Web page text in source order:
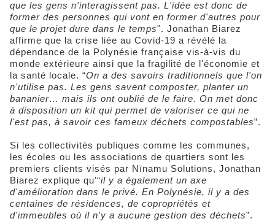
que les gens n'interagissent pas. L'idée est donc de
former des personnes qui vont en former d'autres pour
que le projet dure dans le temps". Jonathan Biarez
affirme que la crise liée au Covid-19 a révélé la
dépendance de la Polynésie française vis-à-vis du
monde extérieure ainsi que la fragilité de l'économie et
la santé locale. “On a des savoirs traditionnels que l'on
n'utilise pas. Les gens savent composter, planter un
bananier… mais ils ont oublié de le faire. On met donc
à disposition un kit qui permet de valoriser ce qui ne
l'est pas, à savoir ces fameux déchets compostables”.
Si les collectivités publiques comme les communes,
les écoles ou les associations de quartiers sont les
premiers clients visés par Nīnamu Solutions, Jonathan
Biarez explique qu'“il y a également un axe
d'amélioration dans le privé. En Polynésie, il y a des
centaines de résidences, de copropriétés et
d'immeubles où il n'y a aucune gestion des déchets”.